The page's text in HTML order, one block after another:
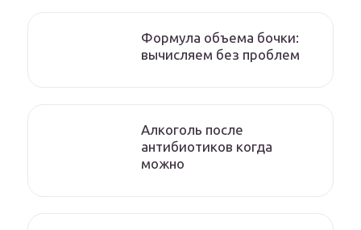
Формула объема бочки:
вычисляем без проблем
Алкоголь после
антибиотиков когда
можно